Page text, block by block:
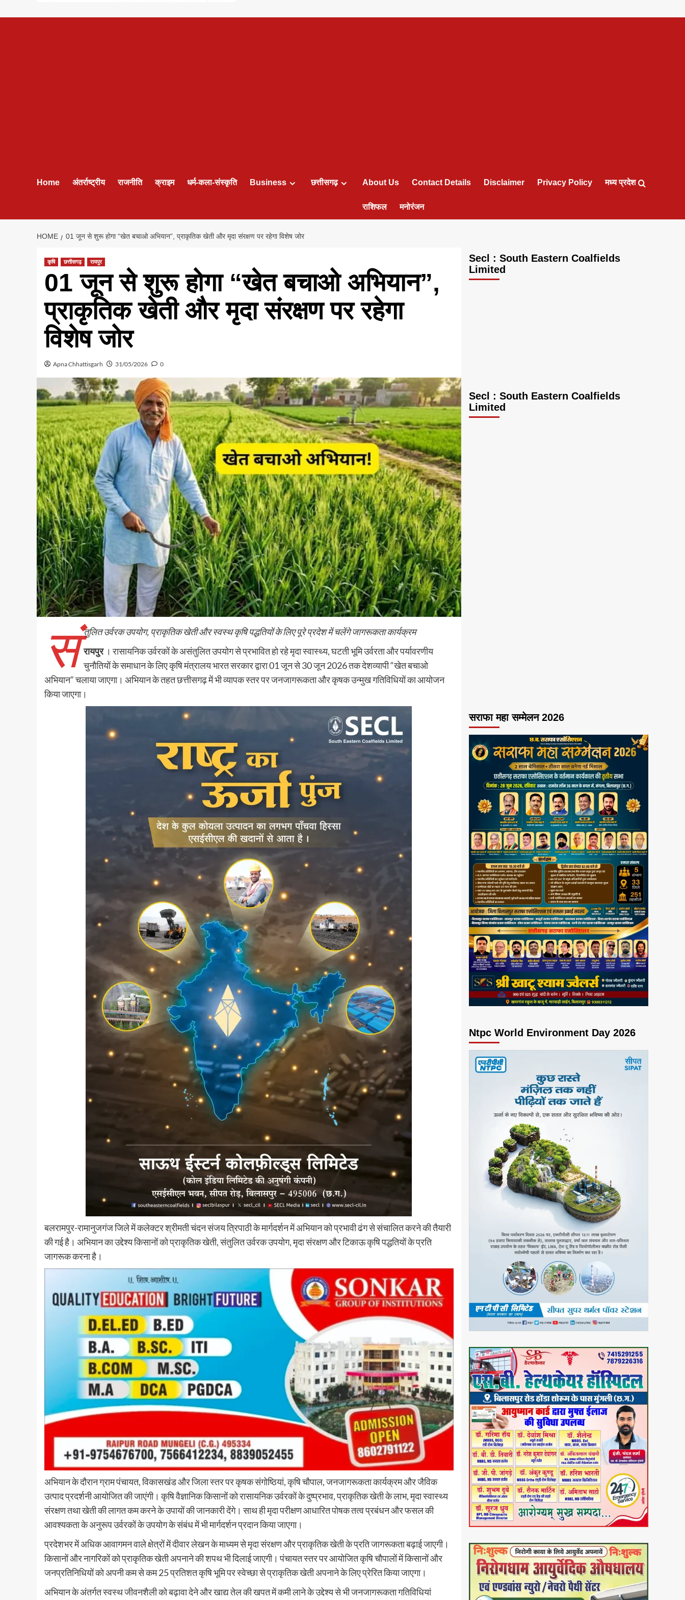
Home अंतर्राष्ट्रीय राजनीति क्राइम धर्म-कला-संस्कृति Business छत्तीसगढ़ About Us Contact Details Disclaimer Privacy Policy मध्य प्रदेश
राशिफल मनोरंजन
HOME 01 जून से शुरू होगा “खेत बचाओ अभियान”, प्राकृतिक खेती और मृदा संरक्षण पर रहेगा विशेष जोर
कृषि छत्तीसगढ़ रायपुर
01 जून से शुरू होगा “खेत बचाओ अभियान”,
प्राकृतिक खेती और मृदा संरक्षण पर रहेगा
विशेष जोर
Apna Chhattisgarh 31/05/2026 0
सं तुलित उर्वरक उपयोग, प्राकृतिक खेती और स्वस्थ कृषि पद्धतियों के लिए पूरे प्रदेश में चलेंगे जागरूकता कार्यक्रम
रायपुर। रासायनिक उर्वरकों के असंतुलित उपयोग से प्रभावित हो रहे मृदा स्वास्थ्य, घटती भूमि उर्वरता और पर्यावरणीय
चुनौतियों के समाधान के लिए कृषि मंत्रालय भारत सरकार द्वारा 01 जून से 30 जून 2026 तक देशव्यापी “खेत बचाओ
अभियान” चलाया जाएगा। अभियान के तहत छत्तीसगढ़ में भी व्यापक स्तर पर जनजागरूकता और कृषक उन्मुख गतिविधियों का आयोजन
किया जाएगा।
बलरामपुर-रामानुजगंज जिले में कलेक्टर श्रीमती चंदन संजय त्रिपाठी के मार्गदर्शन में अभियान को प्रभावी ढंग से संचालित करने की तैयारी
की गई है। अभियान का उद्देश्य किसानों को प्राकृतिक खेती, संतुलित उर्वरक उपयोग, मृदा संरक्षण और टिकाऊ कृषि पद्धतियों के प्रति
जागरूक करना है।
अभियान के दौरान ग्राम पंचायत, विकासखंड और जिला स्तर पर कृषक संगोष्ठियां, कृषि चौपाल, जनजागरूकता कार्यक्रम और जैविक
उत्पाद प्रदर्शनी आयोजित की जाएंगी। कृषि वैज्ञानिक किसानों को रासायनिक उर्वरकों के दुष्प्रभाव, प्राकृतिक खेती के लाभ, मृदा स्वास्थ्य
संरक्षण तथा खेती की लागत कम करने के उपायों की जानकारी देंगे। साथ ही मृदा परीक्षण आधारित पोषक तत्व प्रबंधन और फसल की
आवश्यकता के अनुरूप उर्वरकों के उपयोग के संबंध में भी मार्गदर्शन प्रदान किया जाएगा।
प्रदेशभर में अधिक आवागमन वाले क्षेत्रों में दीवार लेखन के माध्यम से मृदा संरक्षण और प्राकृतिक खेती के प्रति जागरूकता बढ़ाई जाएगी।
किसानों और नागरिकों को प्राकृतिक खेती अपनाने की शपथ भी दिलाई जाएगी। पंचायत स्तर पर आयोजित कृषि चौपालों में किसानों और
जनप्रतिनिधियों को अपनी कम से कम 25 प्रतिशत कृषि भूमि पर स्वेच्छा से प्राकृतिक खेती अपनाने के लिए प्रेरित किया जाएगा।
अभियान के अंतर्गत स्वस्थ जीवनशैली को बढ़ावा देने और खाद्य तेल की खपत में कमी लाने के उद्देश्य से भी जनजागरूकता गतिविधियां
Secl : South Eastern Coalfields
Limited
Secl : South Eastern Coalfields
Limited
सराफा महा सम्मेलन 2026
Ntpc World Environment Day 2026